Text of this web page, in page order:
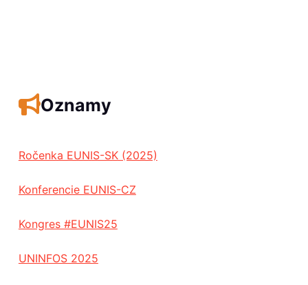
Oznamy
Ročenka EUNIS-SK (2025)
Konferencie EUNIS-CZ
Kongres #EUNIS25
UNINFOS 2025